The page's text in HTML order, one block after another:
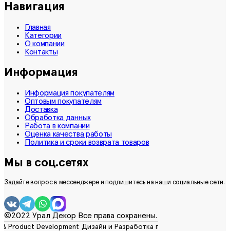
Навигация
Главная
Категории
О компании
Контакты
Информация
Информация покупателям
Оптовым покупателям
Доставка
Обработка данных
Работа в компании
Оценка качества работы
Политика и сроки возврата товаров
Мы в соц.сетях
Задайте вопрос в мессенджере и подпишитесь на наши социальные сети.
©2022 Урал Декор Все права сохранены.